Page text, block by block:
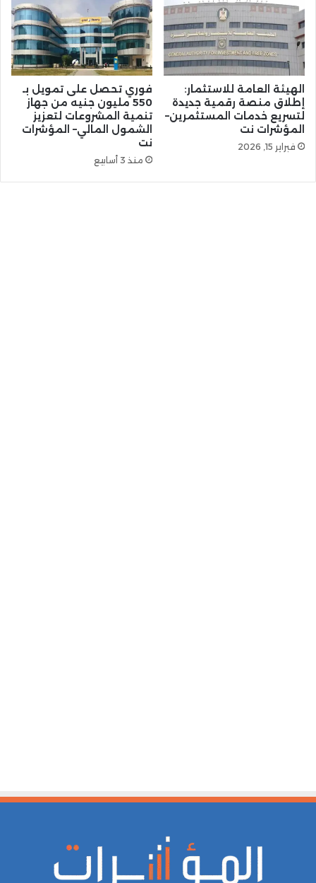
الهيئة العامة للاستثمار:
إطلاق منصة رقمية جديدة
لتسريع خدمات المستثمرين–
المؤشرات نت
فبراير 15, 2026
فوري تحصل على تمويل بـ
550 مليون جنيه من جهاز
تنمية المشروعات لتعزيز
الشمول المالي– المؤشرات
نت
منذ 3 أسابيع